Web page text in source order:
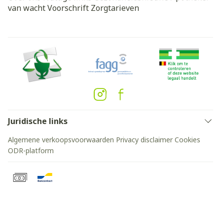
van wachtVoorschrift Zorgtarieven
Juridische links
Algemene verkoopsvoorwaarden Privacy disclaimer Cookies
ODR-platform